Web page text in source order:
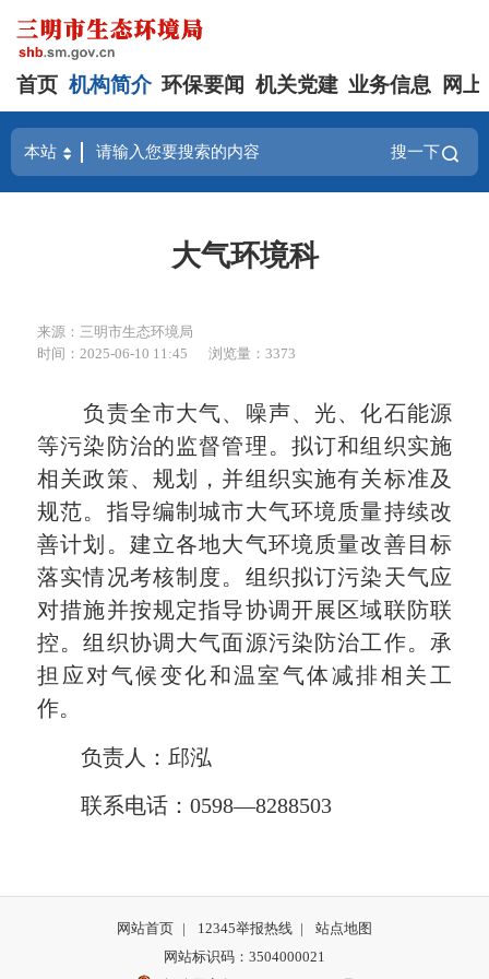
首页 机构简介 环保要闻 机关党建 业务信息 网
搜一下
大气环境科
来源：三明市生态环境局
时间：2025-06-10 11:45
浏览量：3373
负责全市大气、噪声、光、化石能源
等污染防治的监督管理。拟订和组织实施
相关政策、规划，并组织实施有关标准及
规范。指导编制城市大气环境质量持续改
善计划。建立各地大气环境质量改善目标
落实情况考核制度。组织拟订污染天气应
对措施并按规定指导协调开展区域联防联
控。组织协调大气面源污染防治工作。承
担应对气候变化和温室气体减排相关工
作。
负责人：邱泓
联系电话：0598—8288503
网站首页 | 12345举报热线 |
站点地图
网站标识码：3504000021